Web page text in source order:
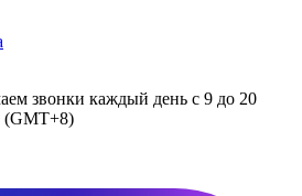
звонки каждый день с 9 до 20
(GMT+8)